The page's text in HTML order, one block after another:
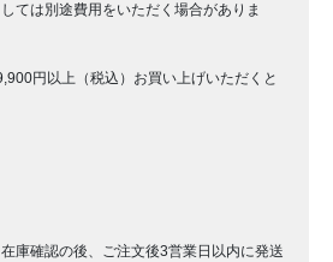
ては別途費用をいただく場合がありま
円以上（税込）お買い上げいただくと
庫確認の後、ご注文後3営業日以内に発送